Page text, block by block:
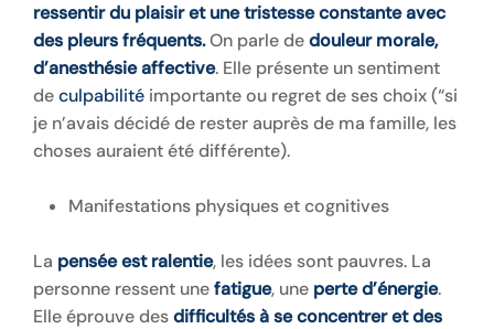
ressentir du plaisir et une tristesse constante avec
des pleurs fréquents.On parle dedouleur morale,
d’anesthésie affective. Elle présente un sentiment
deculpabilité importante ou regret de ses choix (“si
je n’avais décidé de rester auprès de ma famille, les
choses auraient été différente).
Manifestations physiques et cognitives
La pensée est ralentie, les idées sont pauvres. La
personne ressent unefatigue, une perte d’énergie.
Elle éprouve desdifficultés à se concentrer et des